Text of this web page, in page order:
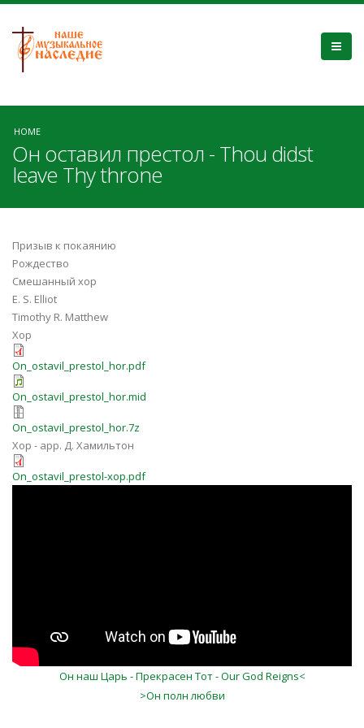
HOME
Он оставил престол - Thou didst
leave Thy throne
Призыв к покаянию
Рождество
Смешанный хор
E. S. Elliot
Timothy R. Matthew
Хор
On_ostavil_prestol_hor.pdf
On_ostavil_prestol_hor.mid
On_ostavil_prestol_hor.7z
Хор - арр. Д. Хамильтон
On_ostavil_prestol-xop.pdf
Он наш Царь - Прекрасен Тот - Our God Reigns<
>Он полн любви